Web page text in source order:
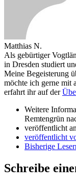
Matthias N.
Als gebürtiger
in Dresden studiert
Meine Begeisterung
möchte ich gerne mit
erfahrt ihr auf der
Weitere
Remtengrün
veröffentlicht
veröffentlicht
Bisherige
Schreibe